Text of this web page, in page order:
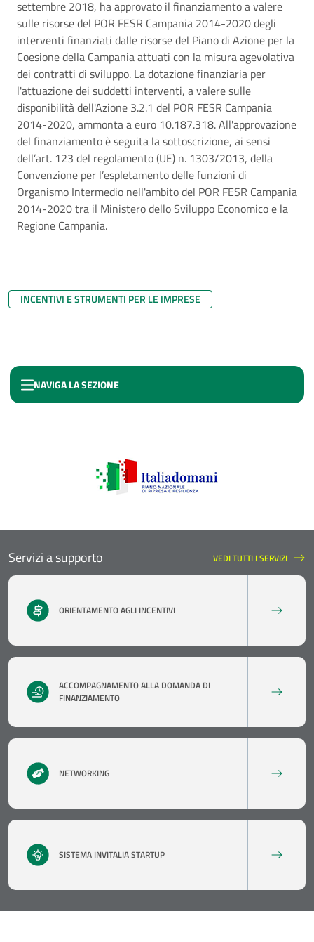
settembre 2018, ha approvato il finanziamento a valere
sulle risorse del POR FESR Campania 2014-2020 degli
interventi finanziati dalle risorse del Piano di Azione per la
Coesione della Campania attuati con la misura agevolativa
dei contratti di sviluppo. La dotazione finanziaria per
l'attuazione dei suddetti interventi, a valere sulle
disponibilità dell'Azione 3.2.1 del POR FESR Campania
2014-2020, ammonta a euro 10.187.318. All'approvazione
del finanziamento è seguita la sottoscrizione, ai sensi
dell’art. 123 del regolamento (UE) n. 1303/2013, della
Convenzione per l’espletamento delle funzioni di
Organismo Intermedio nell'ambito del POR FESR Campania
2014-2020 tra il Ministero dello Sviluppo Economico e la
Regione Campania.
INCENTIVI E STRUMENTI PER LE IMPRESE
NAVIGA LA SEZIONE
CONTRATTO DI SVILUPPO
Servizi a supporto VEDI TUTTI I SERVIZI
SERVIZI A SUPPORTO
ORIENTAMENTO AGLI INCENTIVI
ACCOMPAGNAMENTO ALLA DOMANDA DI
FINANZIAMENTO
NETWORKING
SISTEMA INVITALIA STARTUP